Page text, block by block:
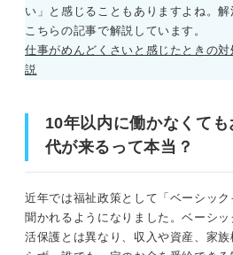
い」と感じることもありますよね。
こちらの記事で解説しています。
仕事がめんどくさいと感じたときの
説
10年以内に働かなくて
代が来るって本当？
近年では福祉政策として「ベーシッ
聞かれるようになりました。ベーシ
活保護とは異なり、収入や資産、家